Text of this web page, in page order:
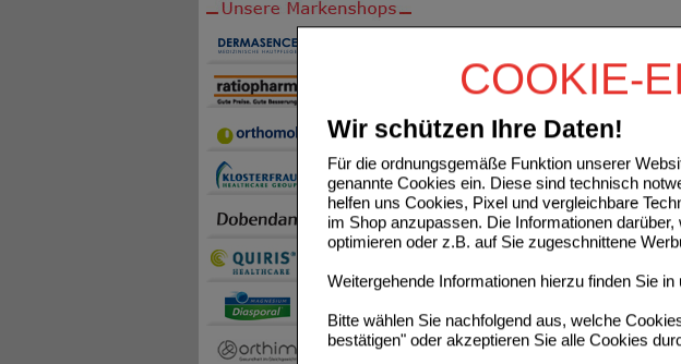
COOKIE-
Wir schützen Ihre Daten!
Für die ordnungsgemäße Funktion unserer
genannte Cookies ein. Diese sind technisch
helfen uns Cookies, Pixel und vergleichbare
im Shop anzupassen. Die Informationen
optimieren oder z.B. auf Sie zugeschnittene
Weitergehende Informationen hierzu finden Sie in
Bitte wählen Sie nachfolgend aus, welche
bestätigen" oder akzeptieren Sie alle Cookies